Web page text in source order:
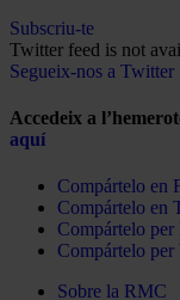
Subscriu-te
Twitter feed is not
Segueix-nos a Twitter
Accedeix a
aquí
Compártelo en
Compártelo en
Compártelo per
Compártelo per
Sobre la RMC